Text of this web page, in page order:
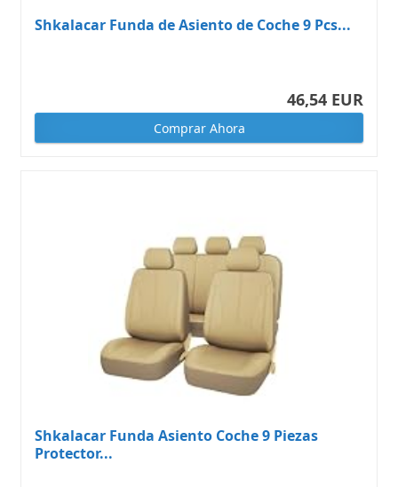
Shkalacar Funda de Asiento de Coche 9 Pcs...
46,54 EUR
Comprar Ahora
Shkalacar Funda Asiento Coche 9 Piezas
Protector...